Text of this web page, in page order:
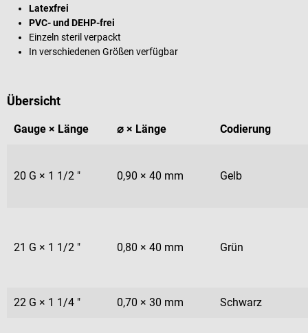
Latexfrei
PVC- und DEHP-frei
Einzeln steril verpackt
In verschiedenen Größen verfügbar
Übersicht
Gauge × Länge ⌀ × Länge Codierung
20 G × 1 1/2 " 0,90 × 40 mm Gelb
21 G × 1 1/2 " 0,80 × 40 mm Grün
22 G × 1 1/4 " 0,70 × 30 mm Schwarz